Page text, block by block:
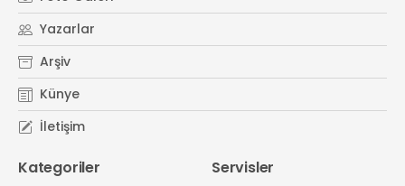
Yazarlar
Arşiv
Künye
İletişim
Kategoriler Servisler